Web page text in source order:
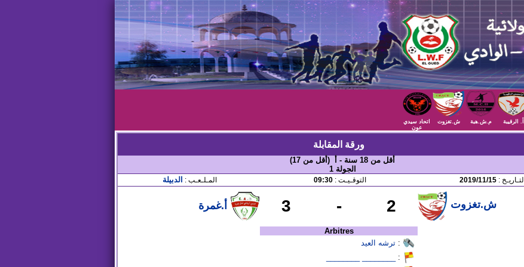
أ. الرقيبة م.ش.هبة ش.تغزوت
اتحاد سيدي
عون
ورقة المقابلة
أقل من 18 سنة - أ (أقل من 17)
الجولة 1
التـاريـخ :2019/11/15 التوقـيـت :09:30 المـلـعـب : الدبيلة
ش.تغزوت 2
-
3 أ.غمرة
Arbitres
: ترشه العيد
: